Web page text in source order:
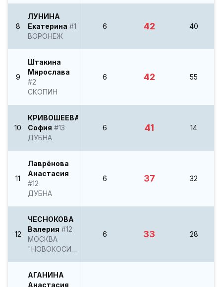
8
ЛУНИНА
Екатерина #1
ВОРОНЕЖ
6 42 40
9
Штакина
Мирослава
#2
СКОПИН
6 42 55
10
КРИВОШЕЕВА
София #13
ДУБНА
6 41 14
11
Лаврёнова
Анастасия
#12
ДУБНА
6 37 32
12
ЧЕСНОКОВА
Валерия #12
МОСКВА
"НОВОКОСИНО"
6 33 28
АГАНИНА
Анастасия